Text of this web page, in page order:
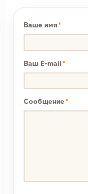
Ваше имя *
Ваш E-mail *
Сообщение*